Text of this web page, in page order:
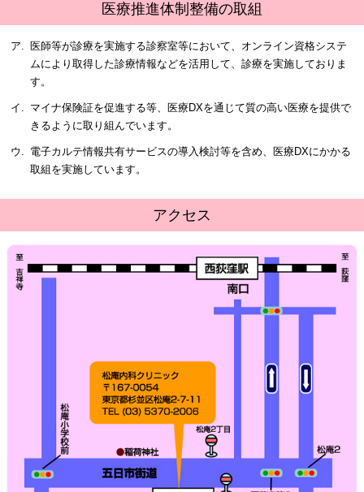
医療推進体制整備の取組
ア. 医師等が診療を実施する診察室等において、オンライン資格システ
ムにより取得した診療情報などを活用して、診療を実施しておりま
す。
イ. マイナ保険証を促進する等、医療DXを通じて質の高い医療を提供で
きるように取り組んでいます。
ウ. 電子カルテ情報共有サービスの導入検討等を含め、医療DXにかかる
取組を実施しています。
アクセス